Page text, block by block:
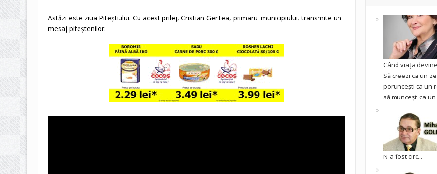
Astăzi este ziua Piteștiului. Cu acest prilej, Cristian Gentea, primarul municipiului, transmite un
mesaj piteștenilor.
Când viața
Să creezi ca un
poruncești ca un
să muncești ca un
N-a fost circ...